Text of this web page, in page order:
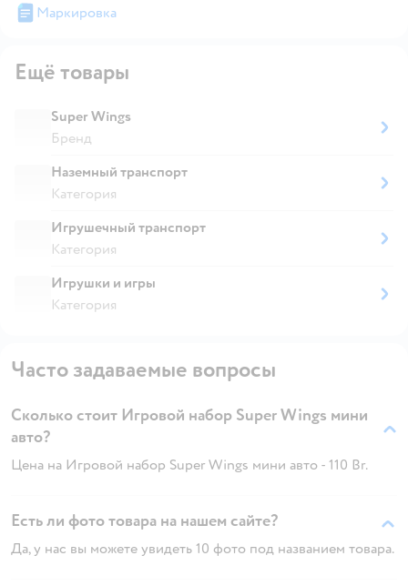
Маркировка
Ещё товары
Super Wings
Бренд
Наземный транспорт
Категория
Игрушечный транспорт
Категория
Игрушки и игры
Категория
Часто задаваемые вопросы
Сколько стоит Игровой набор Super Wings мини
авто?
Цена на Игровой набор Super Wings мини авто - 110 Br.
Есть ли фото товара на нашем сайте?
Да, у нас вы можете увидеть 10 фото под названием товара.